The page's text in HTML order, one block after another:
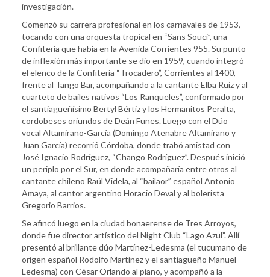
investigación.
Comenzó su carrera profesional en los carnavales de 1953,
tocando con una orquesta tropical en “Sans Souci”, una
Confitería que había en la Avenida Corrientes 955. Su punto
de inflexión más importante se dio en 1959, cuando integró
el elenco de la Confitería “Trocadero”, Corrientes al 1400,
frente al Tango Bar, acompañando a la cantante Elba Ruiz y al
cuarteto de bailes nativos “Los Ranqueles”, conformado por
el santiagueñísimo Bertyl Bértiz y los Hermanitos Peralta,
cordobeses oriundos de Deán Funes. Luego con el Dúo
vocal Altamirano-García (Domingo Atenabre Altamirano y
Juan García) recorrió Córdoba, donde trabó amistad con
José Ignacio Rodríguez, “Chango Rodríguez”. Después inició
un periplo por el Sur, en donde acompañaría entre otros al
cantante chileno Raúl Videla, al “bailaor” español Antonio
Amaya, al cantor argentino Horacio Deval y al bolerista
Gregorio Barrios.
Se afincó luego en la ciudad bonaerense de Tres Arroyos,
donde fue director artístico del Night Club “Lago Azul”. Allí
presentó al brillante dúo Martínez-Ledesma (el tucumano de
origen español Rodolfo Martínez y el santiagueño Manuel
Ledesma) con César Orlando al piano, y acompañó a la